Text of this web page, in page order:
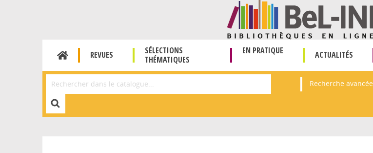
REVUES
SÉLECTIONS
THÉMATIQUES
EN PRATIQUE ACTUALITÉS
Affiner la Recherche Recherche avancée